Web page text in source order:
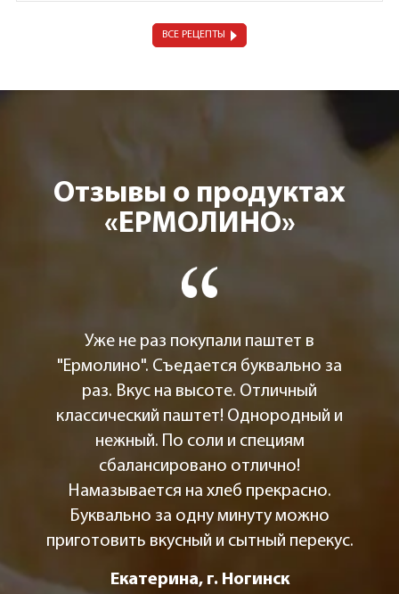
ВСЕ РЕЦЕПТЫ
Отзывы о продуктах
«ЕРМОЛИНО»
Уже не раз покупали паштет в
"Ермолино". Съедается буквально за
раз. Вкус на высоте. Отличный
классический паштет! Однородный и
нежный. По соли и специям
сбалансировано отлично!
Намазывается на хлеб прекрасно.
Буквально за одну минуту можно
приготовить вкусный и сытный перекус.
Екатерина, г. Ногинск